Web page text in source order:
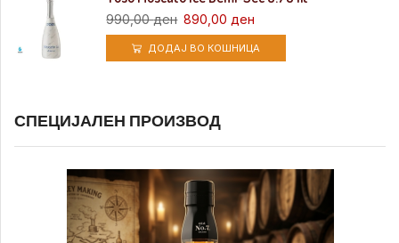
990,00ден 890,00 ден
ДОДАЈ ВО КОШНИЦА
СПЕЦИЈАЛЕН ПРОИЗВОД